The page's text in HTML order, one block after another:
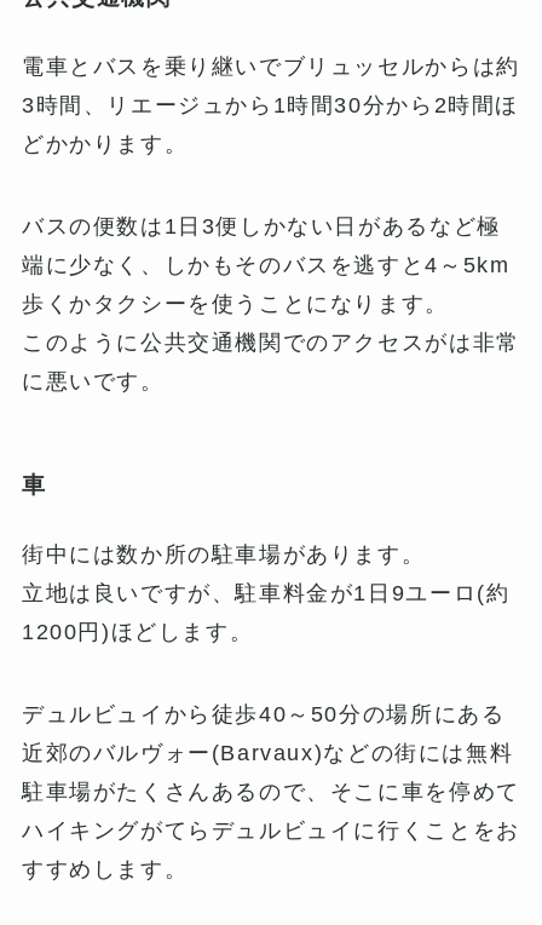
電車とバスを乗り継いでブリュッセルからは約
3時間、リエージュから1時間30分から2時間ほ
どかかります。
バスの便数は1日3便しかない日があるなど極
端に少なく、しかもそのバスを逃すと4～5km
歩くかタクシーを使うことになります。
このように公共交通機関でのアクセスがは非常
に悪いです。
車
街中には数か所の駐車場があります。
立地は良いですが、駐車料金が1日9ユーロ(約
1200円)ほどします。
デュルビュイから徒歩40～50分の場所にある
近郊のバルヴォー(Barvaux)などの街には無料
駐車場がたくさんあるので、そこに車を停めて
ハイキングがてらデュルビュイに行くことをお
すすめします。